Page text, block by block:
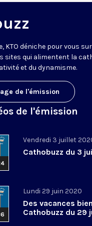
KTO déniche pour vous
sites qui alimentent la
et du dynamisme.
de l'émission
de l'émission
Vendredi 3 juillet
Cathobuzz du 3
Lundi 29 juin 2020
Des vacances
Cathobuzz du 29